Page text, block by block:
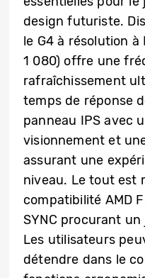
design futuriste.
le G4 à résolution à
1 080) offre une
rafraîchissement
temps de réponse
panneau IPS avec
visionnement et
assurant une
niveau. Le tout est
compatibilité AMD
SYNC procurant
Les utilisateurs
détendre dans le